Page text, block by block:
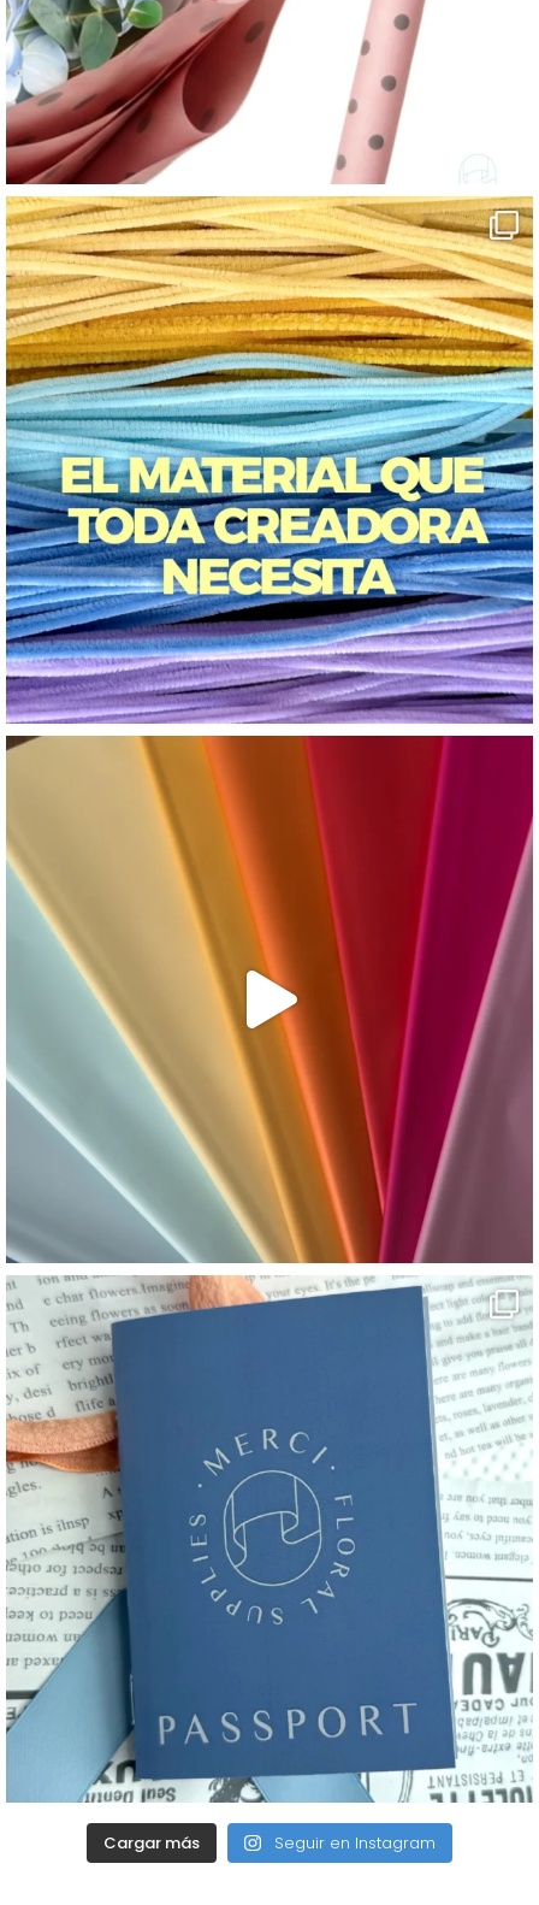
Cargar más Seguir en Instagram